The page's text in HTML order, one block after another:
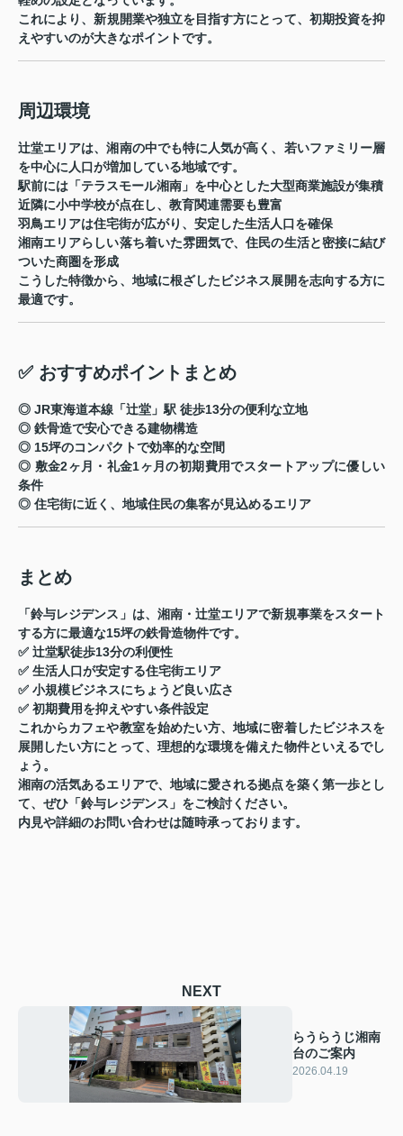
これにより、 新規開業や独立を目指す方にとって、初期投資を抑
えやすいのが大きなポイントです。
周辺環境
辻堂エリアは、湘南の中でも特に人気が高く、若いファミリー層
を中心に人口が増加している地域です。
駅前には「テラスモール湘南」を中心とした大型商業施設が集積
近隣に小中学校が点在し、教育関連需要も豊富
羽鳥エリアは住宅街が広がり、安定した生活人口を確保
湘南エリアらしい落ち着いた雰囲気で、住民の生活と密接に結び
ついた商圏を形成
こうした特徴から、地域に根ざしたビジネス展開を志向する方に
最適です。
✅ おすすめポイントまとめ
◎ JR東海道本線「辻堂」駅 徒歩13分の便利な立地
◎ 鉄骨造で安心できる建物構造
◎ 15坪のコンパクトで効率的な空間
◎ 敷金2ヶ月・礼金1ヶ月の初期費用でスタートアップに優しい
条件
◎ 住宅街に近く、地域住民の集客が見込めるエリア
まとめ
「鈴与レジデンス」は、 湘南・辻堂エリアで新規事業をスタート
する方に最適な15坪の鉄骨造物件です。
✅ 辻堂駅徒歩13分の利便性
✅ 生活人口が安定する住宅街エリア
✅ 小規模ビジネスにちょうど良い広さ
✅ 初期費用を抑えやすい条件設定
これからカフェや教室を始めたい方、地域に密着したビジネスを
展開したい方にとって、理想的な環境を備えた物件といえるでし
ょう。
湘南の活気あるエリアで、地域に愛される拠点を築く第一歩とし
て、ぜひ「鈴与レジデンス」をご検討ください。
内見や詳細のお問い合わせは随時承っております。
NEXT
らうらうじ湘南
台のご案内
2026.04.19